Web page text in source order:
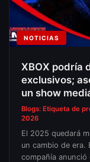
NOTICIAS
XBOX podría
exclusivos;
un show
Blogs: Etiqueta de
2026
El 2025 quedará
un cambio de era.
compañía